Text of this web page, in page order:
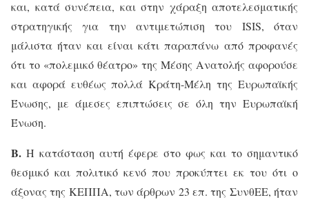
και, κατά συνέπεια, και στην χάραξη αποτελεσματικής
στρατηγικής για την αντιμετώπιση του ISIS, όταν
μάλιστα ήταν και είναι κάτι παραπάνω από προφανές
ότι το «πολεμικό θέατρο» της Μέσης Ανατολής αφορούσε
και αφορά ευθέως πολλά Κράτη-Μέλη της Ευρωπαϊκής
Ένωσης, με άμεσες επιπτώσεις σε όλη την Ευρωπαϊκή
Ένωση.
Β. Η κατάσταση αυτή έφερε στο φως και το σημαντικό
θεσμικό και πολιτικό κενό που προκύπτει εκ του ότι ο
άξονας της ΚΕΠΠΑ, των άρθρων 23 επ. της ΣυνθΕΕ, ήταν